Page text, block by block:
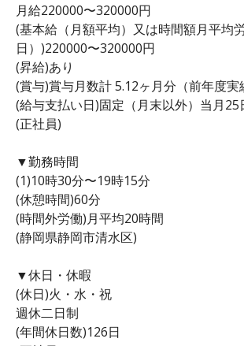
月給220000〜320000円
(基本給（月額平均）又は時間額月平均
日）)220000〜320000円
(昇給)あり
(賞与)賞与月数計 5.12ヶ月分（前年度実
(給与支払い日)固定（月末以外）当月25
(正社員)
▼勤務時間
(1)10時30分〜19時15分
(休憩時間)60分
(時間外労働)月平均20時間
(静岡県静岡市清水区)
▼休日・休暇
(休日)火・水・祝
週休二日制
(年間休日数)126日